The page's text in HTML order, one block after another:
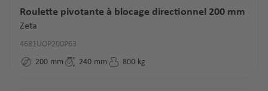
Roulette pivotante à blocage directionnel 200 mm
Zeta
4681UOP200P63
200 mm 240 mm 800 kg